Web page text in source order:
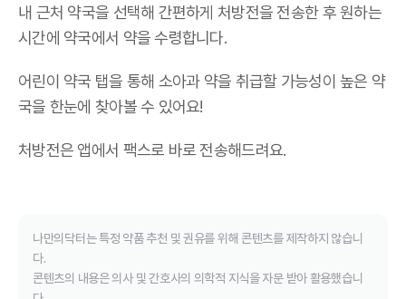
내 근처 약국을 선택해 간편하게 처방전을 전송한 후 원하는
시간에 약국에서 약을 수령합니다.
어린이 약국 탭을 통해 소아과 약을 취급할 가능성이 높은 약
국을 한눈에 찾아볼 수 있어요!
처방전은 앱에서 팩스로 바로 전송해드려요.
나만의닥터는 특정 약품 추천 및 권유를 위해 콘텐츠를 제작하지 않습니
다.
콘텐츠의 내용은 의사 및 간호사의 의학적 지식을 자문 받아 활용했습니